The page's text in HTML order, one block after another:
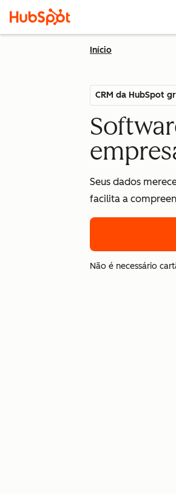
Início
CRM da HubSpot
Seus dados
facilita a
Não é necessário